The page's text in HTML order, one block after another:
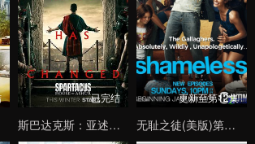
已完结
斯巴达克斯：亚述家族
更新至第12集
无耻之徒(美版)第一季